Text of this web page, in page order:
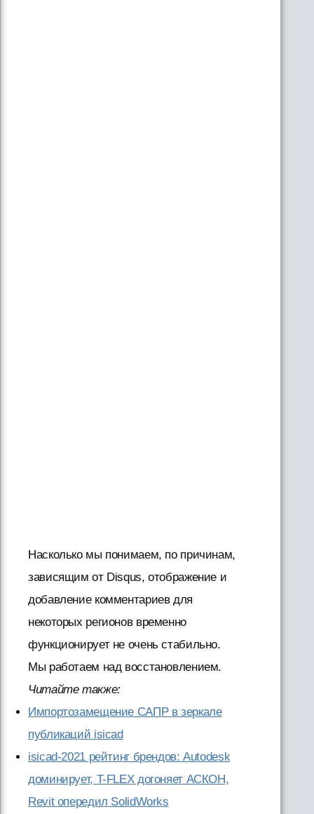
Насколько мы понимаем, по причинам,
зависящим от Disqus, отображение и
добавление комментариев для
некоторых регионов временно
функционирует не очень стабильно.
Мы работаем над восстановлением.
Читайте также:
Импортозамещение САПР в зеркале
публикаций isicad
isicad-2021 рейтинг брендов: Autodesk
доминирует, T-FLEX догоняет АСКОН,
Revit опередил SolidWorks